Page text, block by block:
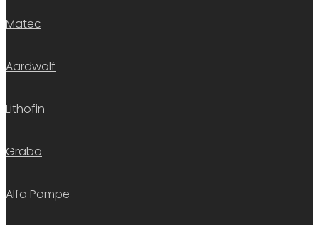
Matec
Aardwolf
Lithofin
Grabo
Alfa Pompe